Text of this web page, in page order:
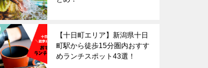
【十日町エリア】新潟県十日
町駅から徒歩15分圏内おすす
めランチスポット43選！